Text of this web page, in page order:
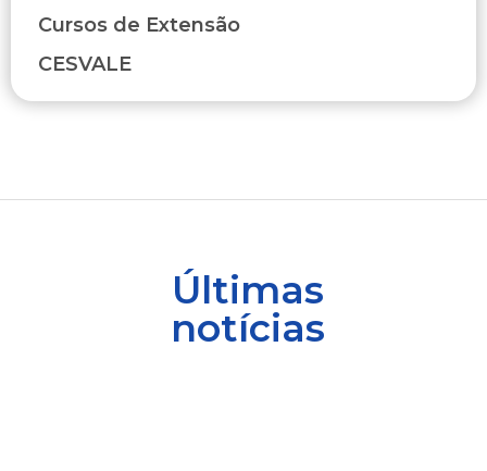
Cursos de Extensão
CESVALE
Últimas
notícias